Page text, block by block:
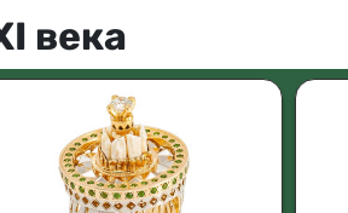
века